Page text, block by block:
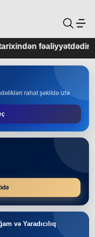
rahat şəkildə izlə
və Yaradıcılıq